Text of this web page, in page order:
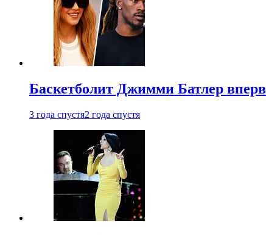
Баскетболит Джимми Батлер
3 года спустя2 года спустя